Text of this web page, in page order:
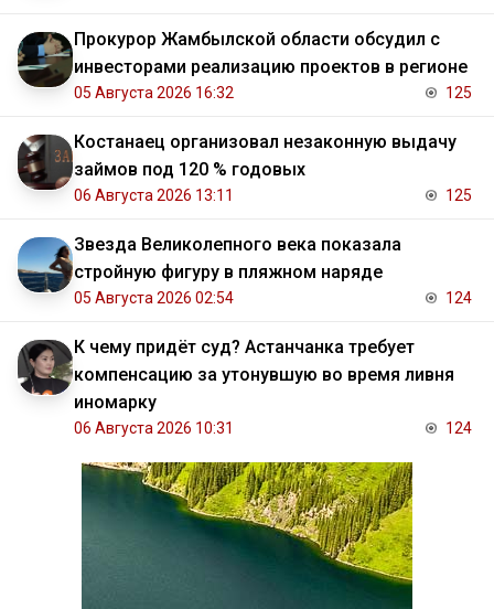
Прокурор Жамбылской области обсудил с
инвесторами реализацию проектов в регионе
05 Августа 2026 16:32 125
Костанаец организовал незаконную выдачу
займов под 120 % годовых
06 Августа 2026 13:11 125
Звезда Великолепного века показала
стройную фигуру в пляжном наряде
05 Августа 2026 02:54 124
К чему придёт суд? Астанчанка требует
компенсацию за утонувшую во время ливня
иномарку
06 Августа 2026 10:31 124